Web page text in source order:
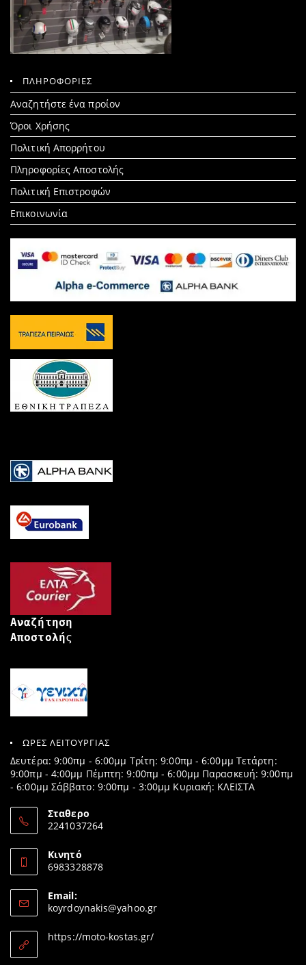
ΠΛΗΡΟΦΟΡΙΕΣ
Αναζητήστε ένα προίον
Search
for:
Όροι Χρήσης
Πολιτική Απορρήτου
Πληροφορίες Αποστολής
Πολιτική Επιστροφών
Επικοινωνία
Αναζήτηση
Αποστολής
ΩΡΕΣ ΛΕΙΤΟΥΡΓΙΑΣ
Δευτέρα: 9:00πμ - 6:00μμ Τρίτη: 9:00πμ - 6:00μμ Τετάρτη:
9:00πμ - 4:00μμ Πέμπτη: 9:00πμ - 6:00μμ Παρασκευή: 9:00πμ
- 6:00μμ Σάββατο: 9:00πμ - 3:00μμ Κυριακή: ΚΛΕΙΣΤΑ
Σταθερο
2241037264
in
your
Κινητό
6983328878
in
your
application
Email:
koyrdoynakis@yahoo.grOpens
https://moto-kostas.gr/